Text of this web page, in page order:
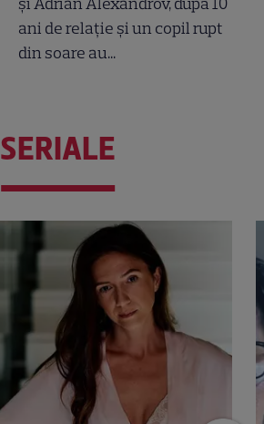
ani de relație și un copil rupt
din soare au...
SERIALE